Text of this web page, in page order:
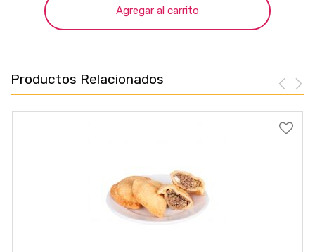
Agregar al carrito
Productos Relacionados